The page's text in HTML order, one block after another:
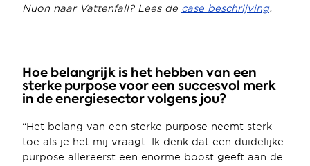
Nuon naar Vattenfall? Lees de case beschrijving.
Hoe belangrijk is het hebben van een
sterke purpose voor een succesvol merk
in de energiesector volgens jou?
“Het belang van een sterke purpose neemt sterk
toe als je het mij vraagt. Ik denk dat een duidelijke
purpose allereerst een enorme boost geeft aan de